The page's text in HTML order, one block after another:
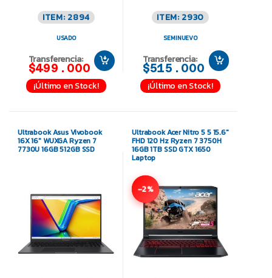
ITEM: 2894
USADO
Transferencia:
$499.000
¡Último en Stock!
ITEM: 2930
SEMINUEVO
Transferencia:
$515.000
¡Último en Stock!
Ultrabook Asus Vivobook
16X 16″ WUXGA Ryzen 7
7730U 16GB 512GB SSD
Ultrabook Acer Nitro 5 5 15.6″
FHD 120 Hz Ryzen 7 3750H
16GB 1TB SSD GTX 1650
Laptop
-2%